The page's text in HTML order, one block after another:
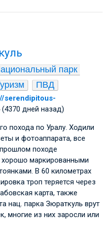
парк
ПВД
serendipitous-
(4370 дней назад)
похода по Уралу. Ходили
и фотоаппарата, все
походе
хорошо маркированными
В 60 километрах
троп теряется через
карта, также
нац. парка Зюраткуль врут
многие из них заросли или